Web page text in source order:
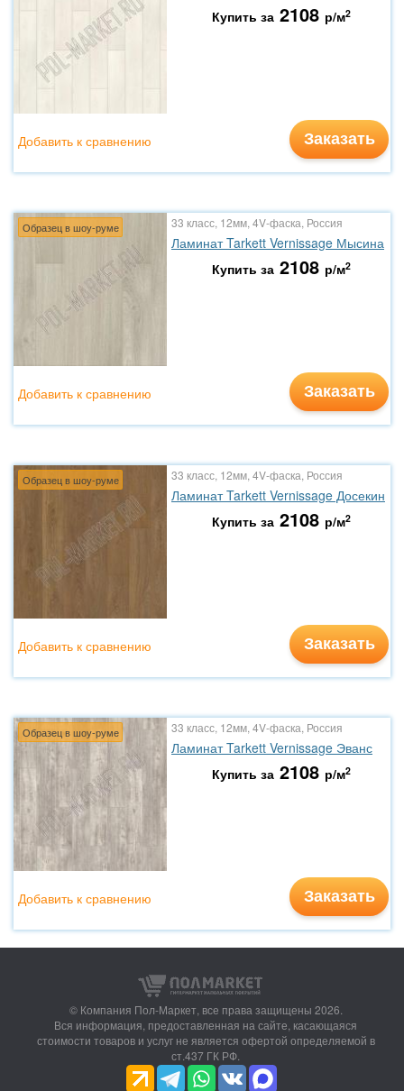
Купить за 2108 р/м2
Заказать
Добавить к сравнению
Образец в шоу-руме 33 класс, 12мм, 4V-фаска, Россия
Ламинат Tarkett Vernissage Мысина
Купить за 2108 р/м2
Заказать
Добавить к сравнению
Образец в шоу-руме 33 класс, 12мм, 4V-фаска, Россия
Ламинат Tarkett Vernissage Досекин
Купить за 2108 р/м2
Заказать
Добавить к сравнению
Образец в шоу-руме 33 класс, 12мм, 4V-фаска, Россия
Ламинат Tarkett Vernissage Эванс
Купить за 2108 р/м2
Заказать
Добавить к сравнению
© Компания Пол-Маркет, все права защищены 2026.
Вся информация, предоставленная на сайте, касающаяся
стоимости товаров и услуг не является офертой определяемой в
ст.437 ГК РФ.